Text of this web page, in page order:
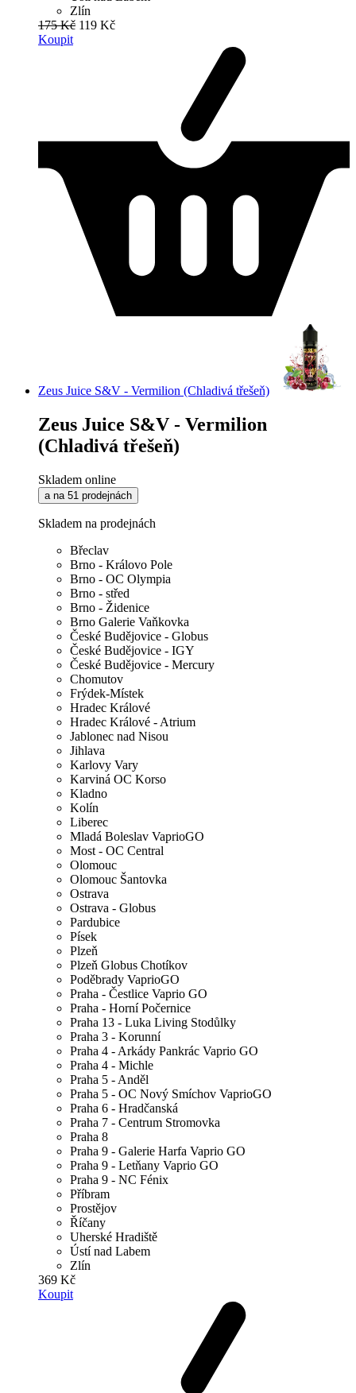
Zlín
175 Kč 119 Kč
Koupit
Zeus Juice S&V - Vermilion (Chladivá třešeň)
Zeus Juice S&V - Vermilion
(Chladivá třešeň)
Skladem online
a na 51 prodejnách
Skladem na prodejnách
Břeclav
Brno - Královo Pole
Brno - OC Olympia
Brno - střed
Brno - Židenice
Brno Galerie Vaňkovka
České Budějovice - Globus
České Budějovice - IGY
České Budějovice - Mercury
Chomutov
Frýdek-Místek
Hradec Králové
Hradec Králové - Atrium
Jablonec nad Nisou
Jihlava
Karlovy Vary
Karviná OC Korso
Kladno
Kolín
Liberec
Mladá Boleslav VaprioGO
Most - OC Central
Olomouc
Olomouc Šantovka
Ostrava
Ostrava - Globus
Pardubice
Písek
Plzeň
Plzeň Globus Chotíkov
Poděbrady VaprioGO
Praha - Čestlice Vaprio GO
Praha - Horní Počernice
Praha 13 - Luka Living Stodůlky
Praha 3 - Korunní
Praha 4 - Arkády Pankrác Vaprio GO
Praha 4 - Michle
Praha 5 - Anděl
Praha 5 - OC Nový Smíchov VaprioGO
Praha 6 - Hradčanská
Praha 7 - Centrum Stromovka
Praha 8
Praha 9 - Galerie Harfa Vaprio GO
Praha 9 - Letňany Vaprio GO
Praha 9 - NC Fénix
Příbram
Prostějov
Říčany
Uherské Hradiště
Ústí nad Labem
Zlín
369 Kč
Koupit